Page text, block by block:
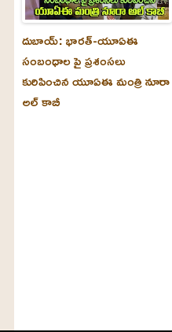
దుబాయ్‌: భారత్-యూఏఈ
సంబంధాల పై ప్రశంసలు
కురిపించిన యూఏఈ మంత్రి నూరా
అల్‌ కాబీ